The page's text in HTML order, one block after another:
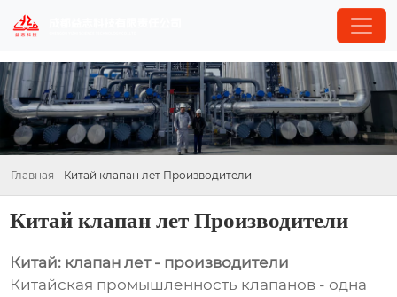
Главная - Китай клапан лет Производители
Китай клапан лет Производители
Китай: клапан лет - производители
Китайская промышленность клапанов - одна